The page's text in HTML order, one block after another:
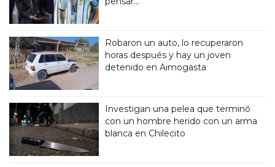
Robaron un auto, lo recuperaron
horas después y hay un joven
detenido en Aimogasta
Investigan una pelea que terminó
con un hombre herido con un arma
blanca en Chilecito